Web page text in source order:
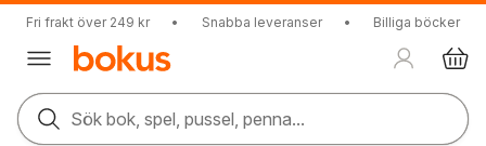
Fri frakt över 249 kr • Snabba leveranser • Billiga böcker
Sök bok, spel, pussel, penna...